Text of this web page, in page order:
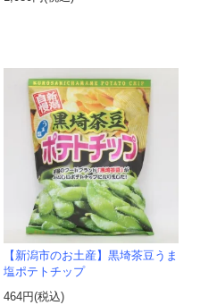
【新潟市のお土産】黒埼茶豆うま
塩ポテトチップ
464円(税込)